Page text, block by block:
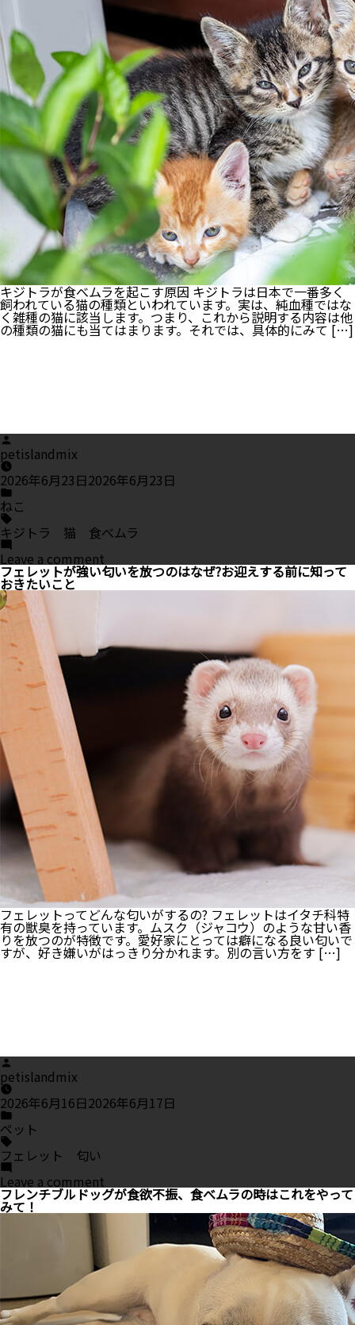
が
水
を
飲
ま
な
い
時
に
気
を
つ
て
ほ
し
い
こ
と
キジトラが食べムラを起こす原因 キジトラは日本で一番多く
飼われている猫の種類といわれています。実は、純血種ではな
く雑種の猫に該当します。つまり、これから説明する内容は他
の種類の猫にも当てはまります。それでは、具体的にみて […]
Posted
by
petislandmix
2026年6月23日2026年6月23日
Posted
in
ねこ
Tags:
キジトラ 猫 食べムラ
Leave a comment
キ
ジ
ト
べ
ム
選
フェレットが強い匂いを放つのはなぜ?お迎えする前に知って
おきたいこと
フェレットってどんな匂いがするの? フェレットはイタチ科特
有の獣臭を持っています。ムスク（ジャコウ）のような甘い香
りを放つのが特徴です。愛好家にとっては癖になる良い匂いで
すが、好き嫌いがはっきり分かれます。別の言い方をす […]
Posted
by
petislandmix
2026年6月16日2026年6月17日
Posted
in
ペット
Tags:
フェレット 匂い
Leave a comment
フ
ェ
レ
ッ
が
強
匂
い
を
フレンチブルドッグが食欲不振、食べムラの時はこれをやって
みて！